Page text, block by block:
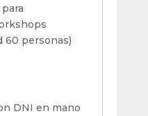
60 personas)
DNI en mano